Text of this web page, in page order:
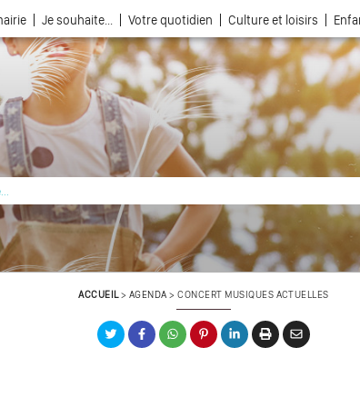
Je souhaite... Votre quotidien Culture et loisirs
ACCUEIL> AGENDA >CONCERT MUSIQUES ACTUELLES